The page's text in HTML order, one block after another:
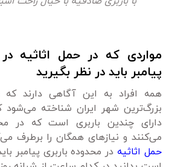
مواردی که در حمل اثاثیه در
پیامبر باید در نظر بگیرید
همه افراد به این آگاهی دارند
بزرگ‌ترین شهر ایران شناخته
دارای چندین باربری است که در
می‌کنند و نیاز‌های همگان را برطرف
حمل اثاثیه در محدوده باربری پیامبر